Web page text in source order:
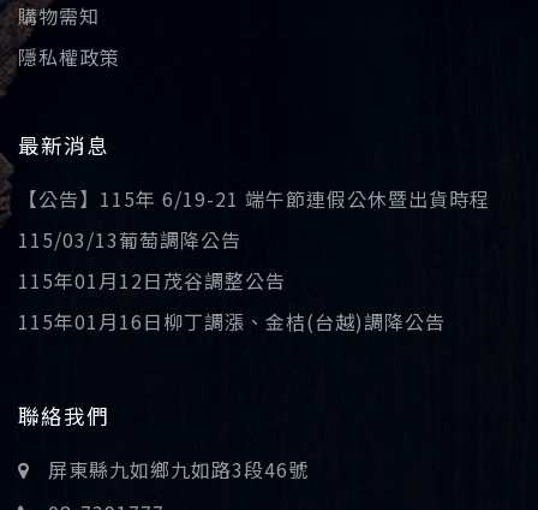
購物需知
隱私權政策
最新消息
【公告】115年 6/19-21 端午節連假公休暨出貨時程
115/03/13葡萄調降公告
115年01月12日茂谷調整公告
115年01月16日柳丁調漲、金桔(台越)調降公告
聯絡我們
屏東縣九如鄉九如路3段46號